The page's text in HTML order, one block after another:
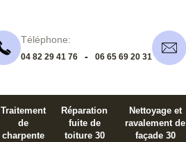
Téléphone:
04 82 29 41 76 - 06 65 69 20 31
Traitement
de
charpente
Réparation
fuite de
toiture 30
Nettoyage et
ravalement de
façade 30